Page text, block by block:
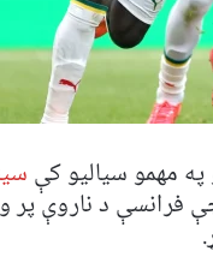
په مهمو سیالیو کې
د ناروې پر